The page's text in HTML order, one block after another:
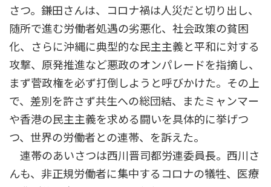
さつ。鎌田さんは、コロナ禍は人災だと切り出し、
随所で進む労働者処遇の劣悪化、社会政策の貧困
化、さらに沖縄に典型的な民主主義と平和に対する
攻撃、原発推進など悪政のオンパレードを指摘し、
まず菅政権を必ず打倒しようと呼びかけた。その上
で、差別を許さず共生への総団結、またミャンマー
や香港の民主主義を求める闘いを具体的に挙げつ
つ、世界の労働者との連帯、を訴えた。
連帯のあいさつは西川晋司都労連委員長。西川さ
んも、非正規労働者に集中するコロナの犠牲、医療